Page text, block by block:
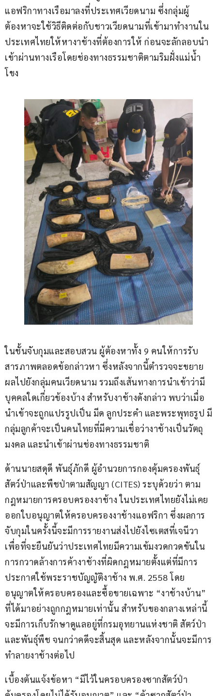
แอฟริกาทางเรือมาลงที่ประเทศเวียดนาม ซึ่งกลุ่มผู้
ต้องหาจะใช้วิธีติดต่อกับชาวเวียดนามที่เข้ามาทำงานใน
ประเทศไทยให้หางาช้างที่ต้องการให้ ก่อนจะลักลอบนำ
เข้าผ่านทางเรือโดยช่องทางธรรมชาติตามริมฝั่งแม่น้ำ
โขง
ในชั้นจับกุมและสอบสวน ผู้ต้องหาทั้ง 9 คนให้การรับ
สารภาพตลอดข้อกล่าวหา ซึ่งหลังจากนี้ตำรวจจะขยาย
ผลไปยังกลุ่มคนเวียดนาม รวมถึงเส้นทางการนำเข้าว่ามี
บุคคลใดเกี่ยวข้องบ้าง สำหรับงาช้างดังกล่าว พบว่าเมื่อ
นำเข้าจะถูกแปรรูปเป็น มีด ลูกประคำ และพระพุทธรูป มี
กลุ่มลูกค้าจะเป็นคนไทยที่มีความเชื่อว่างาช้างเป็นวัตถุ
มงคล และนำเข้าผ่านช่องทางธรรมชาติ
ด้านนายสดุดี พันธุ์ภักดี ผู้อำนวยการกองคุ้มครองพันธุ์
สัตว์ป่าและพืชป่าตามสัญญา (CITES) ระบุด้วยว่า ตาม
กฎหมายการครอบครองงาช้าง ในประเทศไทยยังไม่เคย
ออกใบอนุญาตให้ครอบครองงาช้างแอฟริกา ซึ่งผลการ
จับกุมในครั้งนี้จะมีการรายงานส่งไปยังไซเตสที่เจนีวา
เพื่อที่จะยืนยันว่าประเทศไทยมีความเข้มงวดกวดขันใน
การกวาดล้างการค้างาช้างที่ผิดกฎหมายตั้งแต่ที่มีการ
ประกาศใช้พระราชบัญญัติงาช้าง พ.ศ. 2558 โดย
อนุญาตให้ครอบครองและซื้อขายเฉพาะ “งาช้างบ้าน”
ที่ได้มาอย่างถูกกฎหมายเท่านั้น สำหรับของกลางเหล่านี้
จะมีการเก็บรักษาดูแลอยู่ที่กรมอุทยานแห่งชาติ สัตว์ป่า
และพันธุ์พืช จนกว่าคดีจะสิ้นสุด และหลังจากนั้นจะมีการ
ทำลายงาช้างต่อไป
เบื้องต้นแจ้งข้อหา “มีไว้ในครอบครองซากสัตว์ป่า